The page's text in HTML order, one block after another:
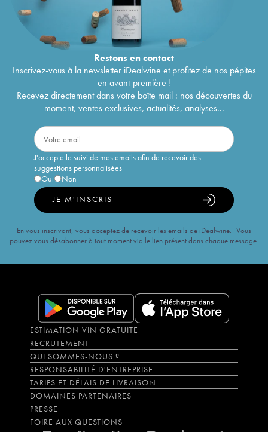
Restons encontact
Inscrivez-vous à la newsletter iDealwine et profitez de nos pépites
en avant-première !
Recevez directement dans votre boîte mail : nos découvertes du
moment, ventes exclusives, actualités, analyses...
J'accepte le suivi de mes emails afin de recevoir des
suggestions personnalisées
Oui
Non
JE M'INSCRIS
En vous inscrivant, vous acceptez de recevoir les emails de iDealwine. Vous
pouvez vous désabonner à tout moment via le lien présent dans chaque message.
ESTIMATION VIN GRATUITE
RECRUTEMENT
QUI SOMMES-NOUS ?
RESPONSABILITÉ D'ENTREPRISE
TARIFS ET DÉLAIS DE LIVRAISON
DOMAINES PARTENAIRES
PRESSE
FOIRE AUX QUESTIONS